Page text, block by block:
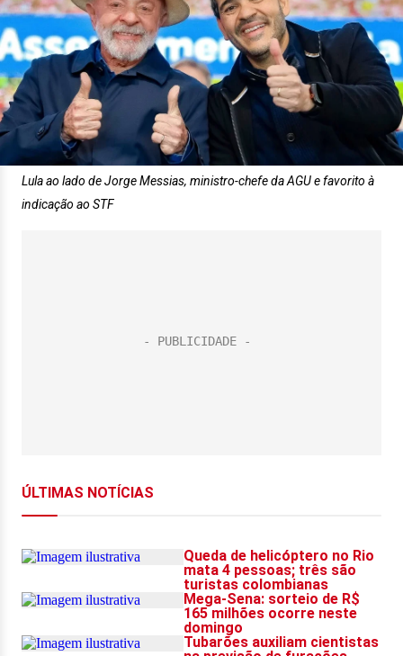
Lula ao lado de Jorge Messias, ministro-chefe da AGU e favorito à
indicação ao STF